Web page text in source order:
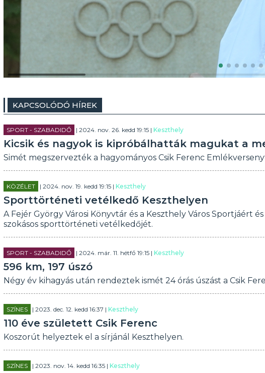
KAPCSOLÓDÓ HÍREK
SPORT - SZABADIDŐ | 2024. nov. 26. kedd 19:15 | Keszthely
Kicsik és nagyok is kipróbálhatták magukat a
Simét megszervezték a hagyományos Csik Ferenc
KÖZÉLET | 2024. nov. 19. kedd 19:15 | Keszthely
Sporttörténeti vetélkedő Keszthelyen
A Fejér György Városi Könyvtár és a Keszthely Város Sportjáért
szokásos sporttörténeti vetélkedőjét.
SPORT - SZABADIDŐ | 2024. már. 11. hétfő 19:15 | Keszthely
596 km, 197 úszó
Négy év kihagyás után rendeztek ismét 24 órás úszást a Csik
SZÍNES | 2023. dec. 12. kedd 16:37 | Keszthely
110 éve született Csik Ferenc
Koszorút helyeztek el a sírjánál Keszthelyen.
SZÍNES | 2023. nov. 14. kedd 16:35 | Keszthely